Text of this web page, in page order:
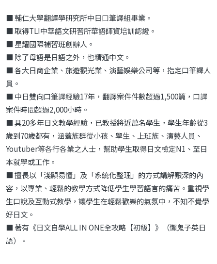
■ 輔仁大學翻譯學研究所中日口筆譯組畢業。
■ 取得TLI中華語文研習所華語師資培訓認證。
■ 星耀國際補習班創辦人。
■ 除了母語是日語之外，也精通中文。
■ 各大日商企業、旅遊觀光業、演藝娛樂公司等，指定口筆譯人
員。
■ 中日雙向口筆譯經驗17年，翻譯案件件數超過1,500篇，口譯
案件時間超過2,000小時。
■ 具20多年日文教學經驗，已教授將近萬名學生，學生年齡從3
歲到70歲都有，涵蓋族群從小孩、學生、上班族、演藝人員、
Youtuber等各行各業之人士，幫助學生取得日文檢定N1、至日
本就學或工作。
■ 擅長以「淺顯易懂」及「系統化整理」的方式講解艱深的內
容，以專業、輕鬆的教學方式降低學生學習語言的痛苦。重視學
生口說及互動式教學，讓學生在輕鬆歡樂的氣氛中，不知不覺學
好日文。
■ 著有《日文自學ALL IN ONE全攻略【初級】》（懶鬼子英日
語）。